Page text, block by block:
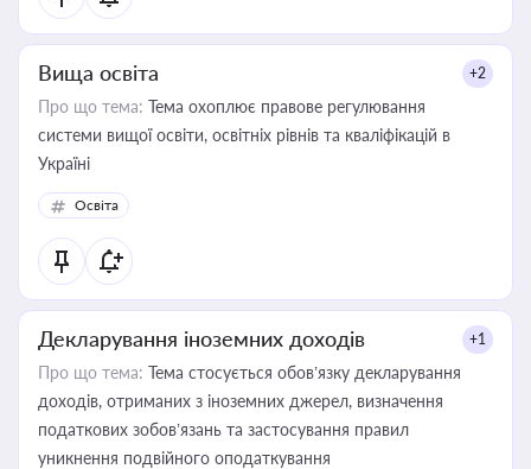
Вища освіта +2
Про що тема: Тема охоплює правове регулювання
системи вищої освіти, освітніх рівнів та кваліфікацій в
Україні
Освіта
Декларування іноземних доходів +1
Про що тема: Тема стосується обов’язку декларування
доходів, отриманих з іноземних джерел, визначення
податкових зобов’язань та застосування правил
уникнення подвійного оподаткування